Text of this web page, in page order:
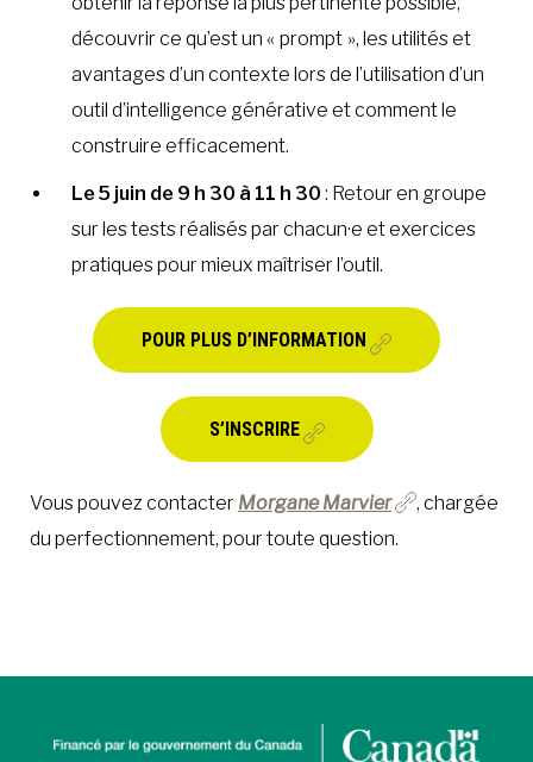
découvrir ce qu’est un « prompt », les utilités et
avantages d’un contexte lors de l’utilisation d’un
outil d’intelligence générative et comment le
construire efficacement.
Le 5 juin de 9 h 30 à 11 h 30 : Retour en groupe
sur les tests réalisés par chacun·e et exercices
pratiques pour mieux maîtriser l’outil.
POUR PLUS D’INFORMATION
S’INSCRIRE
Vous pouvez contacter Morgane Marvier
, chargée
du perfectionnement, pour toute question.